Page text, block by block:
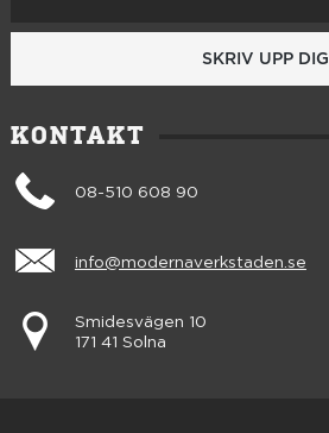
SKRIV UPP DIG
KONTAKT
08-510 608 90
info@modernaverkstaden.se
Smidesvägen 10
171 41 Solna